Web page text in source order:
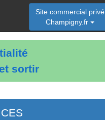
sortir
Site commercial privé
Champigny.fr